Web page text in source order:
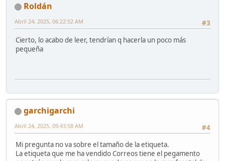
Roldán
#3
Abril 24, 2025, 06:22:52 AM
Cierto, lo acabo de leer, tendrían q hacerla un poco más
pequeña
garchigarchi
#4
Abril 24, 2025, 09:43:58 AM
Mi pregunta no va sobre el tamaño de la etiqueta.
La etiqueta que me ha vendido Correos tiene el pegamento